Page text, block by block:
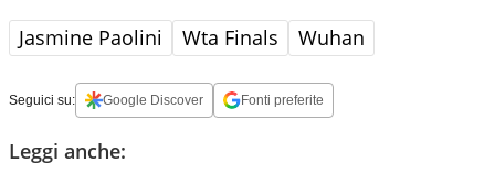
Jasmine Paolini Wta Finals Wuhan
Seguici su: Google Discover Fonti preferite
Leggi anche: